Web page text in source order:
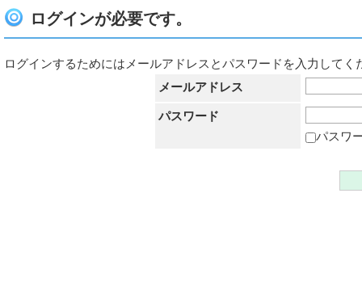
ログインが必要です。
ログインするためにはメールアドレスとパスワードを入力してく
メールアドレス
パスワード
パスワ